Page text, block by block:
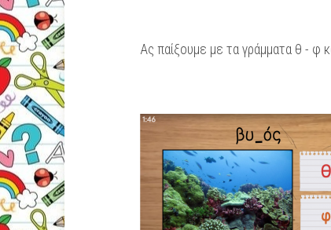
Ας παίξουμε με τα γράμματα θ - φ